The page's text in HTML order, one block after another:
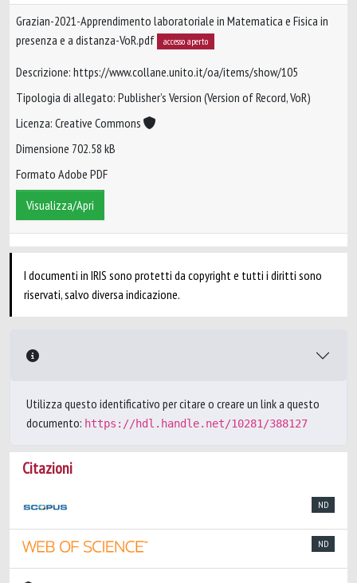
Grazian-2021-Apprendimento laboratoriale in Matematica e Fisica in
presenza e a distanza-VoR.pdf
accesso aperto
Descrizione: https://www.collane.unito.it/oa/items/show/105
Tipologia di allegato: Publisher’s Version (Version of Record, VoR)
Licenza: Creative Commons
Dimensione 702.58 kB
Formato Adobe PDF
Visualizza/Apri
I documenti in IRIS sono protetti da copyright e tutti i diritti sono
riservati, salvo diversa indicazione.
Utilizza questo identificativo per citare o creare un link a questo
documento: https://hdl.handle.net/10281/388127
Citazioni
ND
ND